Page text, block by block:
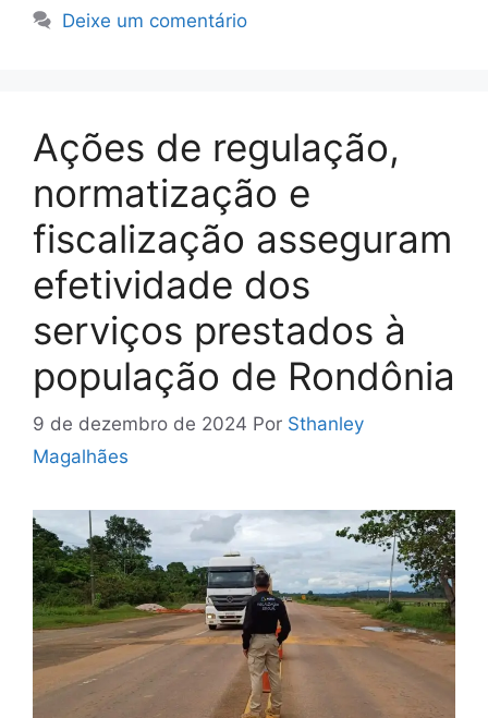
Deixe um comentário
Ações de regulação,
normatização e
fiscalização asseguram
efetividade dos
serviços prestados à
população de Rondônia
9 de dezembro de 2024 Por Sthanley
Magalhães